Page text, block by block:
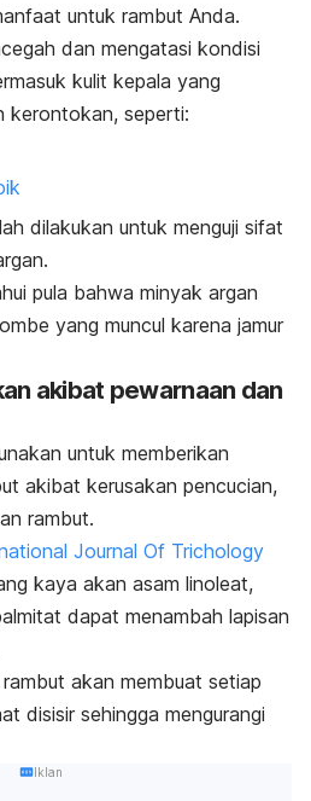
untuk rambut Anda.
dan mengatasi kondisi
kulit kepala yang
kerontokan, seperti:
dilakukan untuk menguji sifat
pula bahwa minyak argan
yang muncul karena jamur
akibat pewarnaan dan
untuk memberikan
akibat kerusakan pencucian,
rambut.
Journal Of Trichology
kaya akan asam linoleat,
dapat menambah lapisan
akan membuat setiap
disisir sehingga mengurangi
Iklan